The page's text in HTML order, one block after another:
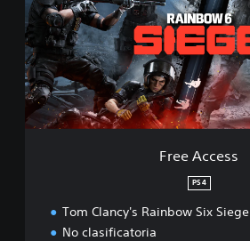
A
c
c
e
s
s
Free Access
PS4
Tom Clancy's Rainbow Six Siege
No clasificatoria